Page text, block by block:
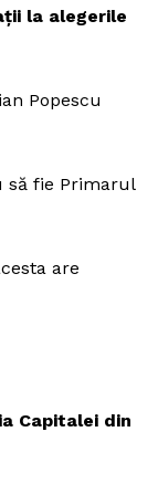
la alegerile
Popescu
să fie Primarul
are
Capitalei din